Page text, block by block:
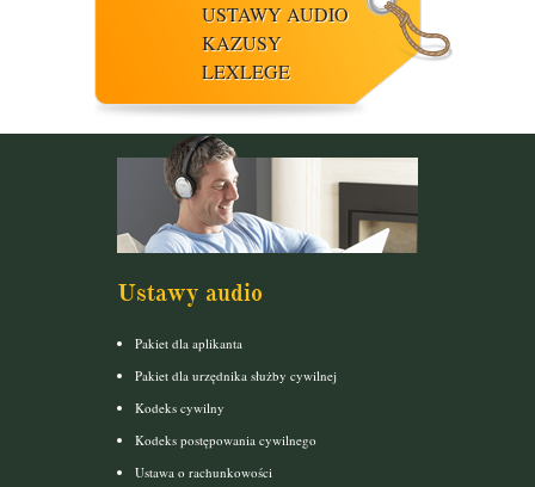
USTAWY AUDIO
KAZUSY
LEXLEGE
Ustawy audio
Pakiet dla aplikanta
Pakiet dla urzędnika służby cywilnej
Kodeks cywilny
Kodeks postępowania cywilnego
Ustawa o rachunkowości